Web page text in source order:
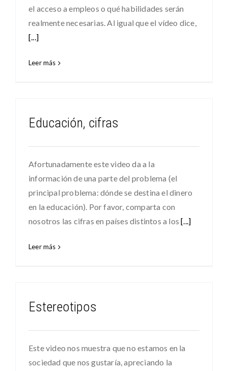
el acceso a empleos o qué habilidades serán
realmente necesarias. Al igual que el vídeo dice,
[...]
Leer más
Educación, cifras
Afortunadamente este video da a la
información de una parte del problema (el
principal problema: dónde se destina el dinero
en la educación). Por favor, comparta con
nosotros las cifras en países distintos a los[...]
Leer más
Estereotipos
Este video nos muestra que no estamos en la
sociedad que nos gustaría, apreciando la